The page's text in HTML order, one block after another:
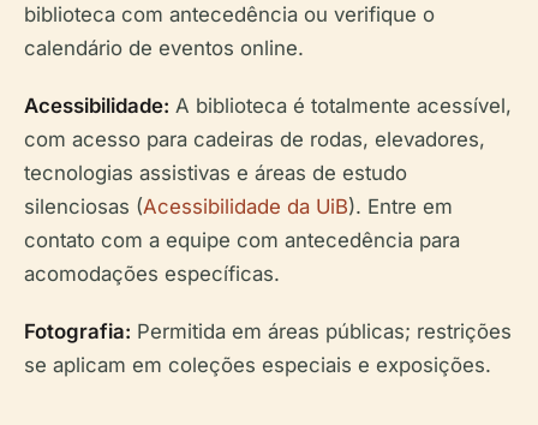
biblioteca com antecedência ou verifique o
calendário de eventos online.
Acessibilidade: A biblioteca é totalmente acessível,
com acesso para cadeiras de rodas, elevadores,
tecnologias assistivas e áreas de estudo
silenciosas (Acessibilidade da UiB). Entre em
contato com a equipe com antecedência para
acomodações específicas.
Fotografia: Permitida em áreas públicas; restrições
se aplicam em coleções especiais e exposições.